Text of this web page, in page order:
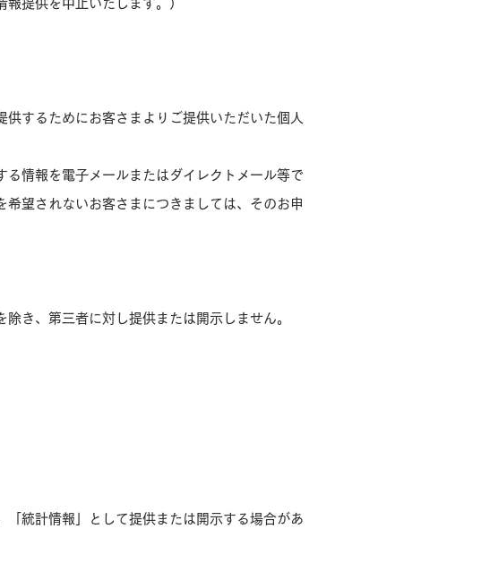
提供を中止いたします。）
するためにお客さまよりご提供いただいた個人
情報を電子メールまたはダイレクトメール等で
望されないお客さまにつきましては、そのお申
き、第三者に対し提供または開示しません。
統計情報」として提供または開示する場合があ